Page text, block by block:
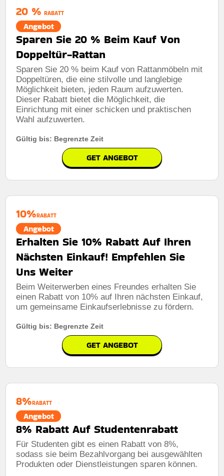
20 % RABATT
Angebot
Sparen Sie 20 % Beim Kauf Von
Doppeltür-Rattan
Sparen Sie 20 % beim Kauf von Rattanmöbeln mit
Doppeltüren, die eine stilvolle und langlebige
Möglichkeit bieten, jeden Raum aufzuwerten.
Dieser Rabatt bietet die Möglichkeit, die
Einrichtung mit einer schicken und praktischen
Wahl aufzuwerten.
Gültig bis: Begrenzte Zeit
GET ANGEBOT
10%RABATT
Angebot
Erhalten Sie 10% Rabatt Auf Ihren
Nächsten Einkauf! Empfehlen Sie
Uns Weiter
Beim Weiterwerben eines Freundes erhalten Sie
einen Rabatt von 10% auf Ihren nächsten Einkauf,
um gemeinsame Einkaufserlebnisse zu fördern.
Gültig bis: Begrenzte Zeit
GET ANGEBOT
8%RABATT
Angebot
8% Rabatt Auf Studentenrabatt
Für Studenten gibt es einen Rabatt von 8%,
sodass sie beim Bezahlvorgang bei ausgewählten
Produkten oder Dienstleistungen sparen können.